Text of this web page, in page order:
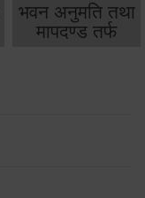
भवन अनुमति तथा
मापदण्ड तर्फ